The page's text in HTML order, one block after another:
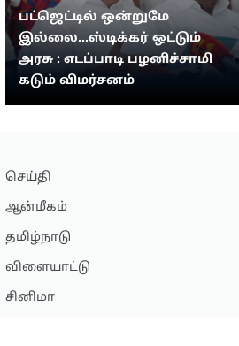
பட்ஜெட்டில் ஒன்றுமே
இல்லை...ஸ்டிக்கர் ஒட்டும்
அரசு : எடப்பாடி பழனிச்சாமி
கடும் விமர்சனம்
செய்தி
ஆன்மீகம்
தமிழ்நாடு
விளையாட்டு
சினிமா